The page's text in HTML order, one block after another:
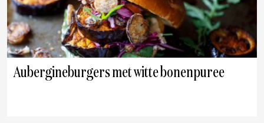
Aubergineburgers met witte bonenpuree